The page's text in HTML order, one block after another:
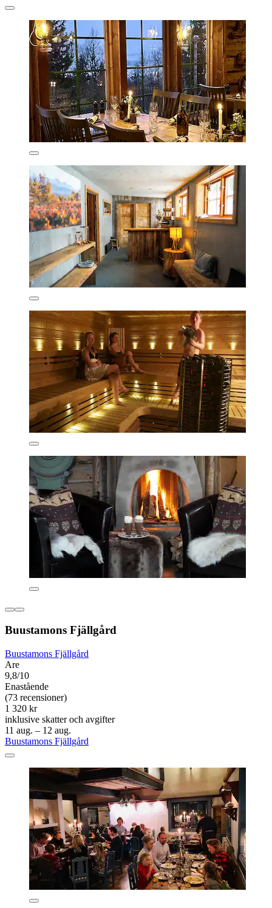
Buustamons Fjällgård
Buustamons Fjällgård
Are
9,8/10
Enastående
(73 recensioner)
1 320 kr
inklusive skatter och avgifter
11 aug. – 12 aug.
Buustamons Fjällgård